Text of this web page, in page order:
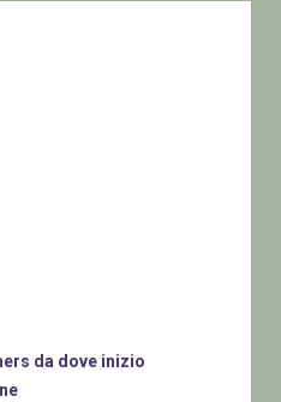
da dove inizio